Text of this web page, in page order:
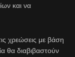
και να
χρεώσεις με βάση
θα διαβιβαστούν